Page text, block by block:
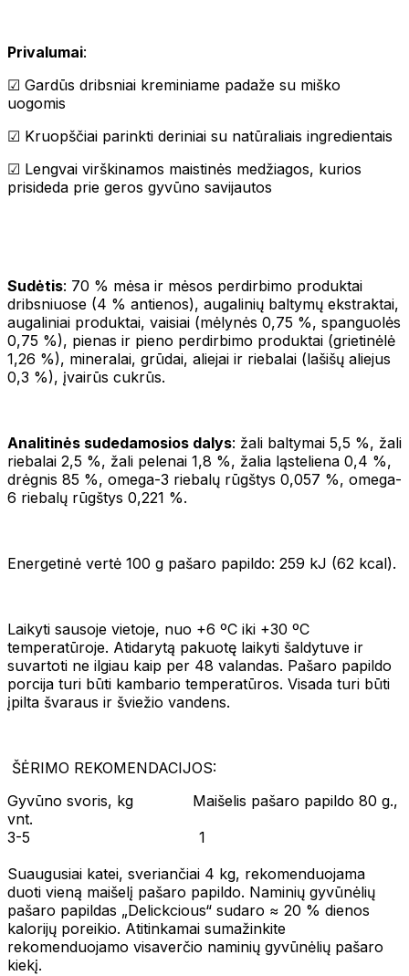
Privalumai:
☑ Gardūs dribsniai kreminiame padaže su miško
uogomis
☑ Kruopščiai parinkti deriniai su natūraliais ingredientais
☑ Lengvai virškinamos maistinės medžiagos, kurios
prisideda prie geros gyvūno savijautos
Sudėtis: 70 % mėsa ir mėsos perdirbimo produktai
dribsniuose (4 % antienos), augalinių baltymų ekstraktai,
augaliniai produktai, vaisiai (mėlynės 0,75 %, spanguolės
0,75 %), pienas ir pieno perdirbimo produktai (grietinėlė
1,26 %), mineralai, grūdai, aliejai ir riebalai (lašišų aliejus
0,3 %), įvairūs cukrūs.
Analitinės sudedamosios dalys: žali baltymai 5,5 %, žali
riebalai 2,5 %, žali pelenai 1,8 %, žalia ląsteliena 0,4 %,
drėgnis 85 %, omega-3 riebalų rūgštys 0,057 %, omega-
6 riebalų rūgštys 0,221 %.
Energetinė vertė 100 g pašaro papildo: 259 kJ (62 kcal).
Laikyti sausoje vietoje, nuo +6 ºC iki +30 ºC
temperatūroje. Atidarytą pakuotę laikyti šaldytuve ir
suvartoti ne ilgiau kaip per 48 valandas. Pašaro papildo
porcija turi būti kambario temperatūros. Visada turi būti
įpilta švaraus ir šviežio vandens.
ŠĖRIMO REKOMENDACIJOS:
Gyvūno svoris, kg Maišelis pašaro papildo 80 g.,
vnt.
3-5 1
Suaugusiai katei, sveriančiai 4 kg, rekomenduojama
duoti vieną maišelį pašaro papildo. Naminių gyvūnėlių
pašaro papildas „Delickcious“ sudaro ≈ 20 % dienos
kalorijų poreikio. Atitinkamai sumažinkite
rekomenduojamo visaverčio naminių gyvūnėlių pašaro
kiekį.